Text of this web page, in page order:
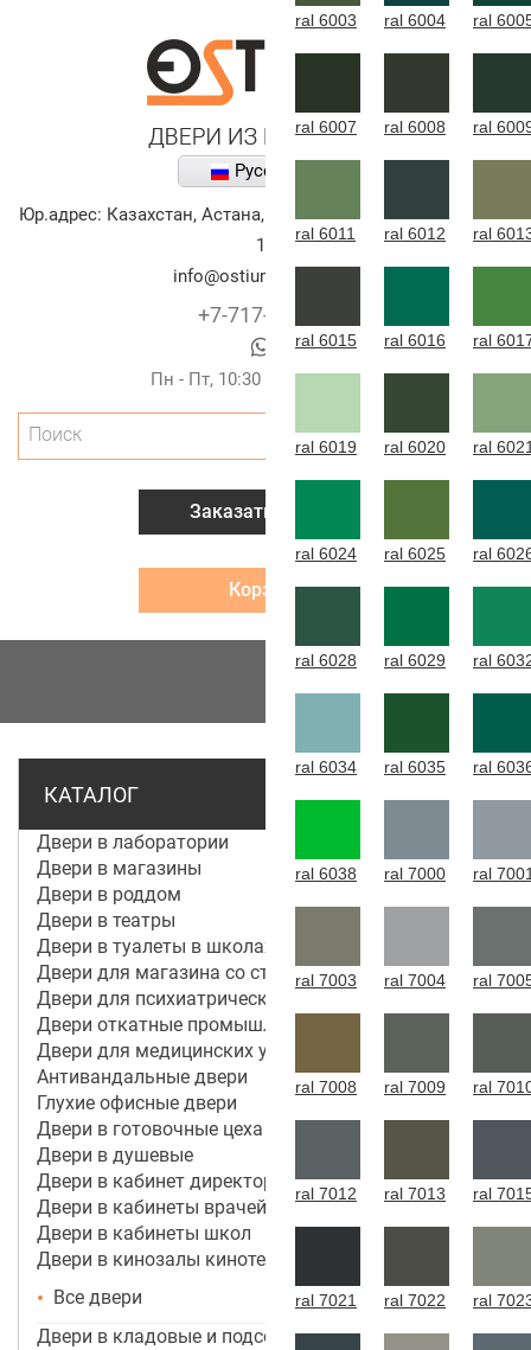
Русский
Юр.адрес: Казахстан, Астана,
улица Алихана Бокейханова,
10
info@ostium-doors.kz
+7-717-269-6131
Пн - Пт, 10:30 - 20:00 (г.Астана)
Поиск
Заказать звонок
Корзина
КАТАЛОГ
Двери в лаборатории
Двери в магазины
Двери в роддом
Двери в театры
Двери в туалеты в школах
Двери для магазина со стеклом
Двери для психиатрической больницы
Двери откатные промышленные
Двери для медицинских учреждений и больниц
Антивандальные двери
Глухие офисные двери
Двери в готовочные цеха
Двери в душевые
Двери в кабинет директора, руководителя
Двери в кабинеты врачей
Двери в кабинеты школ
Двери в кинозалы кинотеатров
Все двери
Двери в кладовые и подсобные помещения
ral 6003 ral 6004 ral
ral 6007 ral 6008 ral
ral 6011 ral 6012 ral
ral 6015 ral 6016 ral
ral 6019 ral 6020 ral
ral 6024 ral 6025 ral
ral 6028 ral 6029 ral
ral 6034 ral 6035 ral
ral 6038 ral 7000 ral
ral 7003 ral 7004 ral
ral 7008 ral 7009 ral
ral 7012 ral 7013 ral
ral 7021 ral 7022 ral